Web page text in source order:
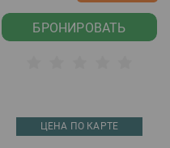
БРОНИРОВАТЬ
ЦЕНА ПО КАРТЕ